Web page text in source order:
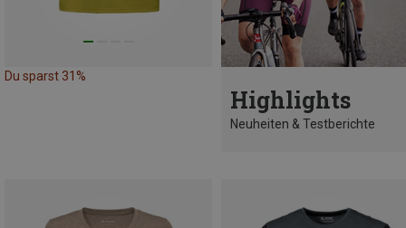
Du sparst 31%
Highlights
Neuheiten & Testberichte